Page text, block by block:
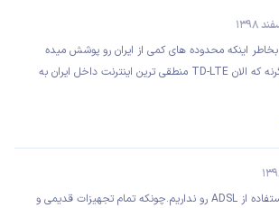
اینترنت TD-LTE بخاطر اینکه محدوده های کمی از ایران رو پوشش میده
کاربراش کمترن، وگرنه که الان TD-LTE منطقی ترین اینترنت داخل ایران به
ما اصلا امکانات استفاده از ADSL رو نداریم.چونکه تمام تجهیزات قدیمی و